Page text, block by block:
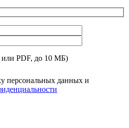
или PDF, до 10 МБ)
персональных данных и